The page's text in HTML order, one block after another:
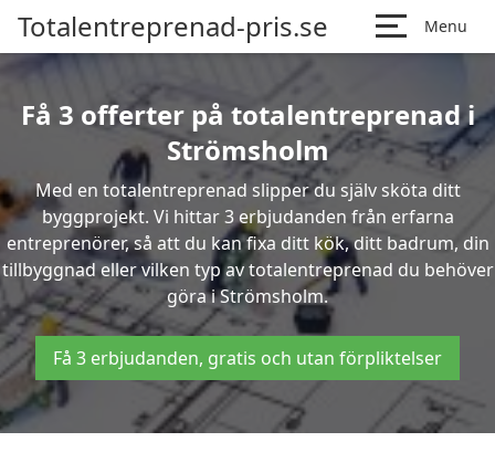
Totalentreprenad-pris.se Menu
Få 3 offerter på totalentreprenad i
Strömsholm
Med en totalentreprenad slipper du själv sköta ditt
byggprojekt. Vi hittar 3 erbjudanden från erfarna
entreprenörer, så att du kan fixa ditt kök, ditt badrum, din
tillbyggnad eller vilken typ av totalentreprenad du behöver
göra i Strömsholm.
Få 3 erbjudanden, gratis och utan förpliktelser